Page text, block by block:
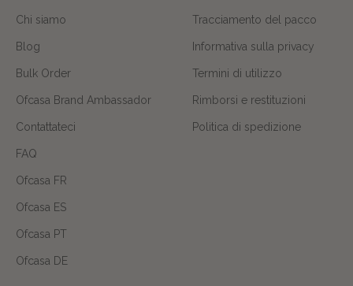
Chi siamo
Blog
Bulk Order
Ofcasa Brand Ambassador
Contattateci
FAQ
Ofcasa FR
Ofcasa ES
Ofcasa PT
Ofcasa DE
Tracciamento del pacco
Informativa sulla privacy
Termini di utilizzo
Rimborsi e restituzioni
Politica di spedizione